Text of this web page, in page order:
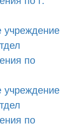
учреждение
по
учреждение
по